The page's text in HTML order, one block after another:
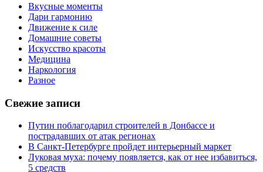
Вкусные моменты
Дари гармонию
Движение к силе
Домашние советы
Искусство красоты
Медицина
Наркология
Разное
Свежие записи
Путин поблагодарил строителей в Донбассе и
пострадавших от атак регионах
В Санкт-Петербурге пройдет интерьерный маркет
Луковая муха: почему появляется, как от нее избавиться,
5 средств